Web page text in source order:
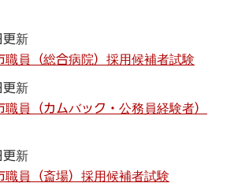
新
員（総合病院）採用候補者試験
新
員（カムバック・公務員経験者）
新
員（斎場）採用候補者試験